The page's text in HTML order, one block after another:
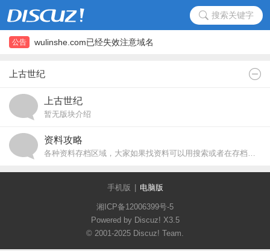
搜索关键字
公告
wulinshe.com已经失效注意域名
上古世纪
上古世纪
暂无版块介绍
资料攻略
各种资料存档区域，大家如果找资料可以用搜索或者在存档区慢慢翻
手机版 电脑版
湘ICP备12006399号-5
Powered by Discuz! X3.5
© 2001-2025 Discuz! Team.